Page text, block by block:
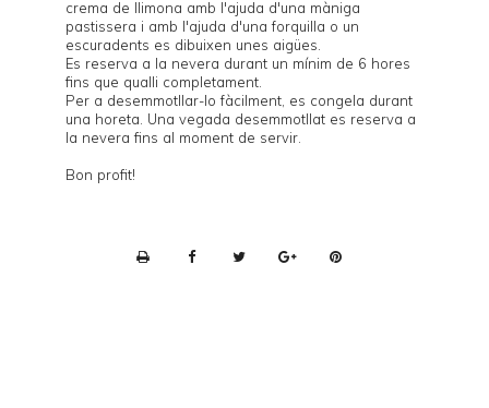
crema de llimona amb l'ajuda d'una màniga
pastissera i amb l'ajuda d'una forquilla o un
escuradents es dibuixen unes aigües.
Es reserva a la nevera durant un mínim de 6 hores
fins que qualli completament.
Per a desemmotllar-lo fàcilment, es congela durant
una horeta. Una vegada desemmotllat es reserva a
la nevera fins al moment de servir.
Bon profit!